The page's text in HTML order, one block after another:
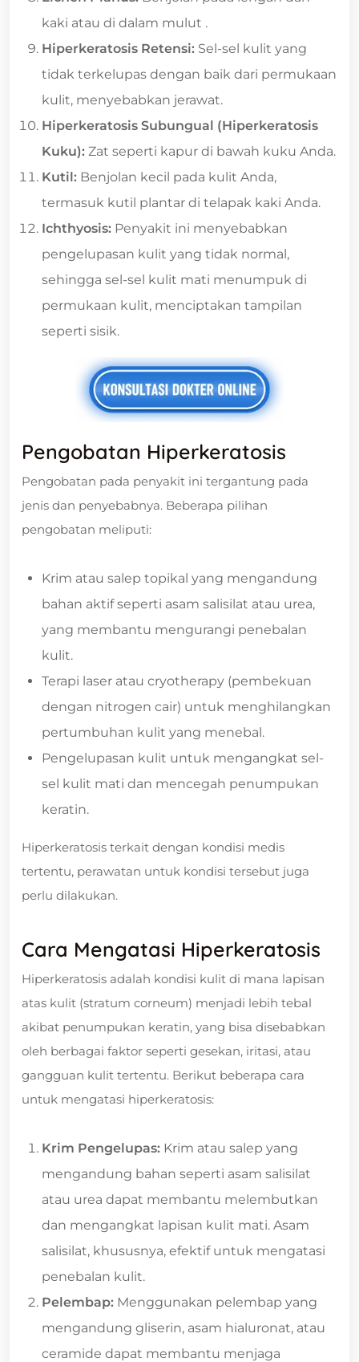
kaki atau di dalam mulut .
Hiperkeratosis Retensi: Sel-sel kulit yang
tidak terkelupas dengan baik dari permukaan
kulit, menyebabkan jerawat.
Hiperkeratosis Subungual (Hiperkeratosis
Kuku): Zat seperti kapur di bawah kuku Anda.
Kutil: Benjolan kecil pada kulit Anda,
termasuk kutil plantar di telapak kaki Anda.
Ichthyosis: Penyakit ini menyebabkan
pengelupasan kulit yang tidak normal,
sehingga sel-sel kulit mati menumpuk di
permukaan kulit, menciptakan tampilan
seperti sisik.
Pengobatan Hiperkeratosis
Pengobatan pada penyakit ini tergantung pada
jenis dan penyebabnya. Beberapa pilihan
pengobatan meliputi:
Krim atau salep topikal yang mengandung
bahan aktif seperti asam salisilat atau urea,
yang membantu mengurangi penebalan
kulit.
Terapi laser atau cryotherapy (pembekuan
dengan nitrogen cair) untuk menghilangkan
pertumbuhan kulit yang menebal.
Pengelupasan kulit untuk mengangkat sel-
sel kulit mati dan mencegah penumpukan
keratin.
Hiperkeratosis terkait dengan kondisi medis
tertentu, perawatan untuk kondisi tersebut juga
perlu dilakukan.
Cara Mengatasi Hiperkeratosis
Hiperkeratosis adalah kondisi kulit di mana lapisan
atas kulit (stratum corneum) menjadi lebih tebal
akibat penumpukan keratin, yang bisa disebabkan
oleh berbagai faktor seperti gesekan, iritasi, atau
gangguan kulit tertentu. Berikut beberapa cara
untuk mengatasi hiperkeratosis:
Krim Pengelupas: Krim atau salep yang
mengandung bahan seperti asam salisilat
atau urea dapat membantu melembutkan
dan mengangkat lapisan kulit mati. Asam
salisilat, khususnya, efektif untuk mengatasi
penebalan kulit.
Pelembap: Menggunakan pelembap yang
mengandung gliserin, asam hialuronat, atau
ceramide dapat membantu menjaga